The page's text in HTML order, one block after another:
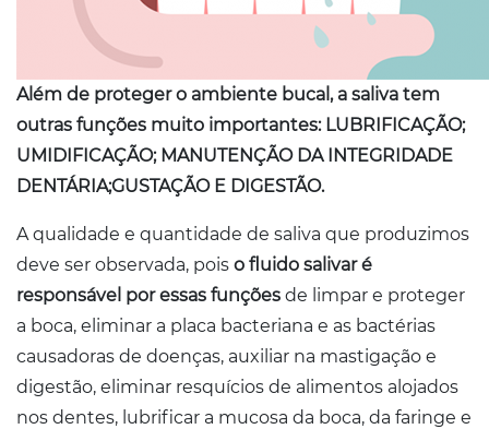
Além de proteger o ambiente bucal, a saliva tem
outras funções muito importantes: LUBRIFICAÇÃO;
UMIDIFICAÇÃO; MANUTENÇÃO DA INTEGRIDADE
DENTÁRIA;GUSTAÇÃO E DIGESTÃO.
A qualidade e quantidade de saliva que produzimos
deve ser observada, pois o fluido salivar é
responsável por essas funções de limpar e proteger
a boca, eliminar a placa bacteriana e as bactérias
causadoras de doenças, auxiliar na mastigação e
digestão, eliminar resquícios de alimentos alojados
nos dentes, lubrificar a mucosa da boca, da faringe e